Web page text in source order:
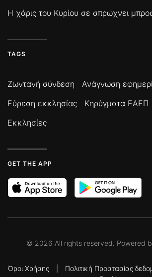
Η χάρις του Κυρίου σε σπρώχνει
TAGS
Ζωντανή σύνδεση Ανάγνωση
Εύρεση εκκλησίας
Κηρύγματα ΕΑΕΠ
Εκκλησίες
GET THE APP
© 2026 All rights reserved. Powered
Όροι Χρήσης Πολιτική Προστασίας